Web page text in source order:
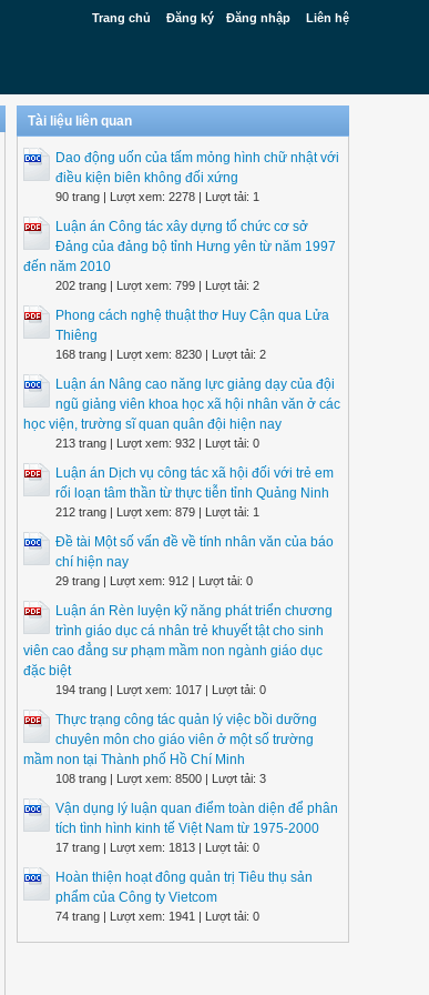
Trang chủ Đăng ký Đăng nhập Liên hệ
Tài liệu liên quan
Dao động uốn của tấm mỏng hình chữ nhật với
điều kiện biên không đối xứng
90 trang | Lượt xem: 2278 | Lượt tải: 1
Luận án Công tác xây dựng tổ chức cơ sở
Đảng của đảng bộ tỉnh Hưng yên từ năm 1997
đến năm 2010
202 trang | Lượt xem: 799 | Lượt tải: 2
Phong cách nghệ thuật thơ Huy Cận qua Lửa
Thiêng
168 trang | Lượt xem: 8230 | Lượt tải: 2
Luận án Nâng cao năng lực giảng dạy của đội
ngũ giảng viên khoa học xã hội nhân văn ở các
học viện, trường sĩ quan quân đội hiện nay
213 trang | Lượt xem: 932 | Lượt tải: 0
Luận án Dịch vụ công tác xã hội đối với trẻ em
rối loạn tâm thần từ thực tiễn tỉnh Quảng Ninh
212 trang | Lượt xem: 879 | Lượt tải: 1
Đề tài Một số vấn đề về tính nhân văn của báo
chí hiện nay
29 trang | Lượt xem: 912 | Lượt tải: 0
Luận án Rèn luyện kỹ năng phát triển chương
trình giáo dục cá nhân trẻ khuyết tật cho sinh
viên cao đẳng sư phạm mầm non ngành giáo dục
đặc biệt
194 trang | Lượt xem: 1017 | Lượt tải: 0
Thực trạng công tác quản lý việc bồi dưỡng
chuyên môn cho giáo viên ở một số trường
mầm non tại Thành phố Hồ Chí Minh
108 trang | Lượt xem: 8500 | Lượt tải: 3
Vận dụng lý luận quan điểm toàn diện để phân
tích tình hình kinh tế Việt Nam từ 1975-2000
17 trang | Lượt xem: 1813 | Lượt tải: 0
Hoàn thiện hoạt đông quản trị Tiêu thụ sản
phẩm của Công ty Vietcom
74 trang | Lượt xem: 1941 | Lượt tải: 0